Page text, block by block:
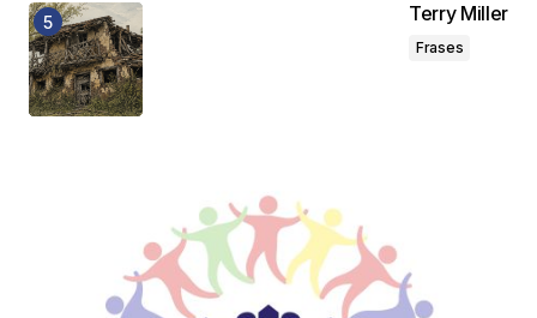
Terry Miller
Frases